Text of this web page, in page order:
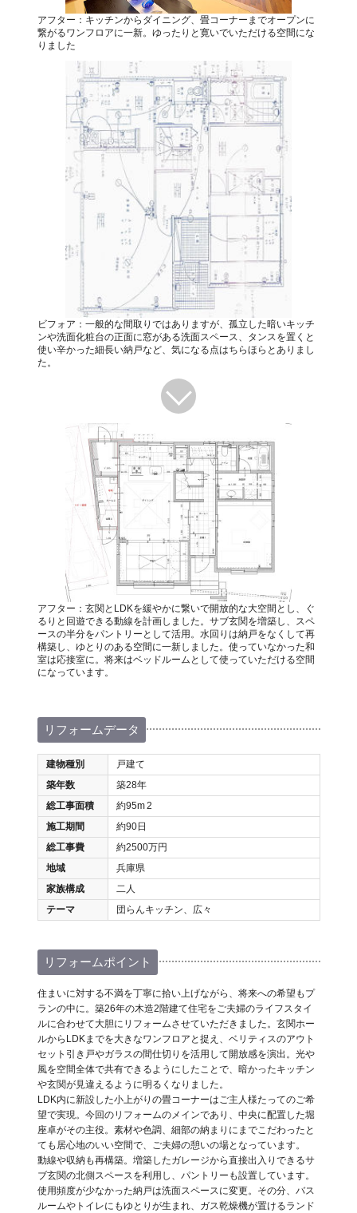
アフター：キッチンからダイニング、畳コーナーまでオープンに
繋がるワンフロアに一新。ゆったりと寛いでいただける空間にな
りました
ビフォア：一般的な間取りではありますが、孤立した暗いキッチ
ンや洗面化粧台の正面に窓がある洗面スペース、タンスを置くと
使い辛かった細長い納戸など、気になる点はちらほらとありまし
た。
アフター：玄関とLDKを緩やかに繋いで開放的な大空間とし、ぐ
るりと回遊できる動線を計画しました。サブ玄関を増築し、スペ
ースの半分をパントリーとして活用。水回りは納戸をなくして再
構築し、ゆとりのある空間に一新しました。使っていなかった和
室は応接室に。将来はベッドルームとして使っていただける空間
になっています。
リフォームデータ
建物種別
戸建て
築年数
築28年
総工事面積
約95m2
施工期間
約90日
総工事費
約2500万円
地域
兵庫県
家族構成
二人
テーマ
団らんキッチン、広々
リフォームポイント
住まいに対する不満を丁寧に拾い上げながら、将来への希望もプ
ランの中に。築26年の木造2階建て住宅をご夫婦のライフスタイ
ルに合わせて大胆にリフォームさせていただきました。玄関ホー
ルからLDKまでを大きなワンフロアと捉え、ベリティスのアウト
セット引き戸やガラスの間仕切りを活用して開放感を演出。光や
風を空間全体で共有できるようにしたことで、暗かったキッチン
や玄関が見違えるように明るくなりました。
LDK内に新設した小上がりの畳コーナーはご主人様たってのご希
望で実現。今回のリフォームのメインであり、中央に配置した堀
座卓がその主役。素材や色調、細部の納まりにまでこだわったと
ても居心地のいい空間で、ご夫婦の憩いの場となっています。
動線や収納も再構築。増築したガレージから直接出入りできるサ
ブ玄関の北側スペースを利用し、パントリーも設置しています。
使用頻度が少なかった納戸は洗面スペースに変更。その分、バス
ルームやトイレにもゆとりが生まれ、ガス乾燥機が置けるランド